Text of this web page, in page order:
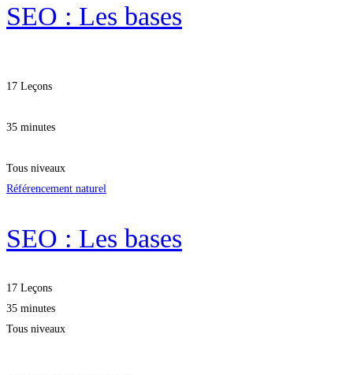
SEO : Les bases
17 Leçons
35 minutes
Tous niveaux
Référencement naturel
SEO : Les bases
17 Leçons
35 minutes
Tous niveaux